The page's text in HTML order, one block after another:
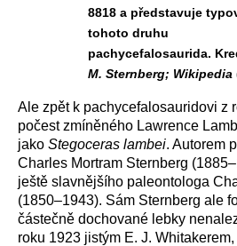
8818 a představuje
tohoto druhu
pachycefalosaurida.
M. Sternberg; Wikipedia
Ale zpět k pachycefalosauridovi z
počest zmíněného Lawrence
jako Stegoceras lambei. Autorem
Charles Mortram Sternberg
ještě slavnějšího paleontologa
(1850–1943). Sám Sternberg ale
částečně dochované lebky
roku 1923 jistým E. J.